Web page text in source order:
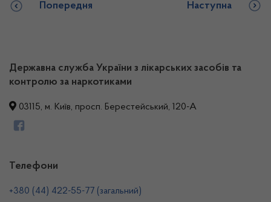
Попередня Наступна
Державна служба України з лікарських засобів та
контролю за наркотиками
03115, м. Київ, просп. Берестейський, 120-А
Телефони
+380 (44) 422-55-77 (загальний)